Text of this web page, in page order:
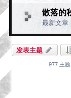
散落的
最新文章
发表主题
977 主题